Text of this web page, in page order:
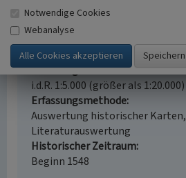
Schlagwörter
Weiler
Fachsicht(en)
Kulturlandschaftspflege
Erfassungsmaßstab
i.d.R. 1:5.000 (größer als 1:20.000)
Erfassungsmethode
Auswertung historischer Karten,
Literaturauswertung
Historischer Zeitraum
Beginn 1548
Notwendige Cookies
Webanalyse